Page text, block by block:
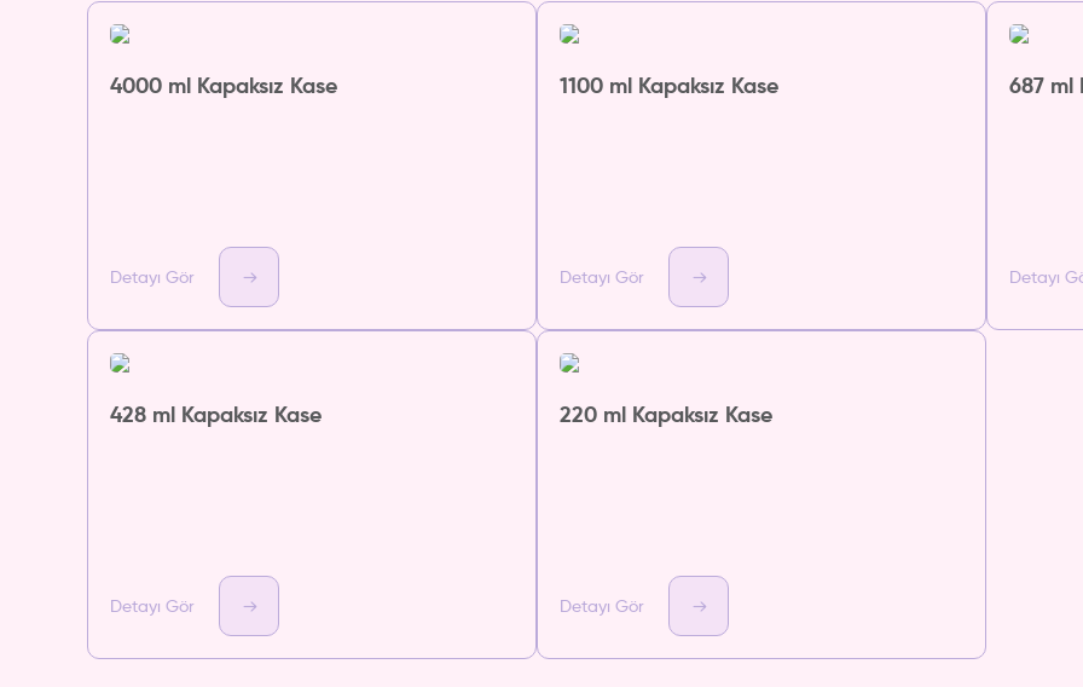
4000 ml Kapaksız Kase
Detayı Gör
1100 ml Kapaksız Kase
Detayı Gör
687 ml
Detayı
428 ml Kapaksız Kase
Detayı Gör
220 ml Kapaksız Kase
Detayı Gör